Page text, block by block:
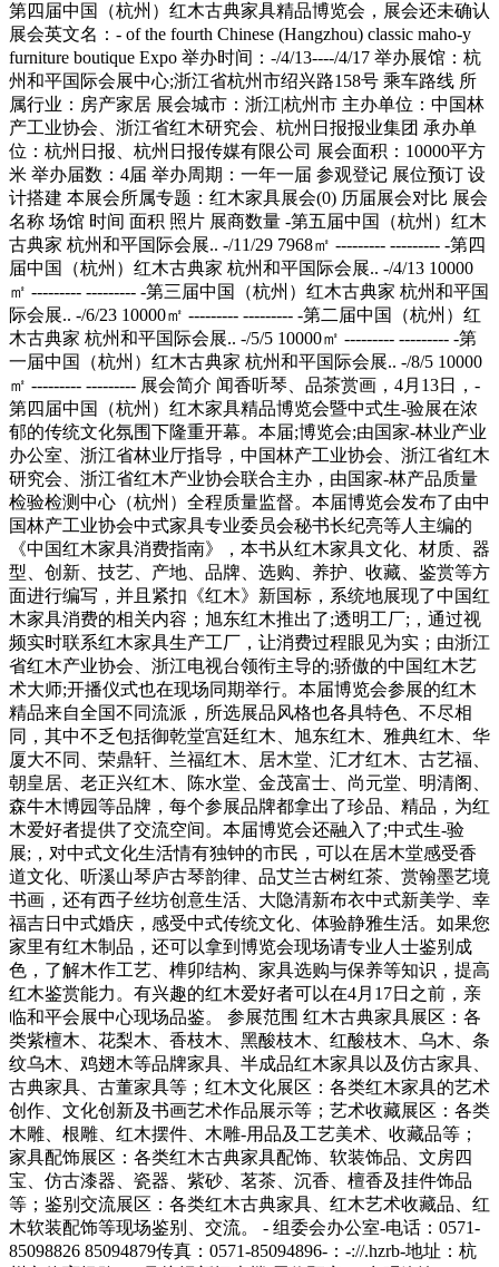
第四届中国（杭州）红木古典家具精品博览会，展会还未确认
展会英文名：- of the fourth Chinese (Hangzhou) classic maho-y
furniture boutique Expo 举办时间：-/4/13----/4/17 举办展馆：杭
州和平国际会展中心;浙江省杭州市绍兴路158号 乘车路线 所
属行业：房产家居 展会城市：浙江|杭州市 主办单位：中国林
产工业协会、浙江省红木研究会、杭州日报报业集团 承办单
位：杭州日报、杭州日报传媒有限公司 展会面积：10000平方
米 举办届数：4届 举办周期：一年一届 参观登记 展位预订 设
计搭建 本展会所属专题：红木家具展会(0) 历届展会对比 展会
名称 场馆 时间 面积 照片 展商数量 -第五届中国（杭州）红木
古典家 杭州和平国际会展.. -/11/29 7968㎡ --------- --------- -第四
届中国（杭州）红木古典家 杭州和平国际会展.. -/4/13 10000
㎡ --------- --------- -第三届中国（杭州）红木古典家 杭州和平国
际会展.. -/6/23 10000㎡ --------- --------- -第二届中国（杭州）红
木古典家 杭州和平国际会展.. -/5/5 10000㎡ --------- --------- -第
一届中国（杭州）红木古典家 杭州和平国际会展.. -/8/5 10000
㎡ --------- --------- 展会简介 闻香听琴、品茶赏画，4月13日，-
第四届中国（杭州）红木家具精品博览会暨中式生-验展在浓
郁的传统文化氛围下隆重开幕。本届;博览会;由国家-林业产业
办公室、浙江省林业厅指导，中国林产工业协会、浙江省红木
研究会、浙江省红木产业协会联合主办，由国家-林产品质量
检验检测中心（杭州）全程质量监督。本届博览会发布了由中
国林产工业协会中式家具专业委员会秘书长纪亮等人主编的
《中国红木家具消费指南》，本书从红木家具文化、材质、器
型、创新、技艺、产地、品牌、选购、养护、收藏、鉴赏等方
面进行编写，并且紧扣《红木》新国标，系统地展现了中国红
木家具消费的相关内容；旭东红木推出了;透明工厂;，通过视
频实时联系红木家具生产工厂，让消费过程眼见为实；由浙江
省红木产业协会、浙江电视台领衔主导的;骄傲的中国红木艺
术大师;开播仪式也在现场同期举行。本届博览会参展的红木
精品来自全国不同流派，所选展品风格也各具特色、不尽相
同，其中不乏包括御乾堂宫廷红木、旭东红木、雅典红木、华
厦大不同、荣鼎轩、兰福红木、居木堂、汇才红木、古艺福、
朝皇居、老正兴红木、陈水堂、金茂富士、尚元堂、明清阁、
森牛木博园等品牌，每个参展品牌都拿出了珍品、精品，为红
木爱好者提供了交流空间。本届博览会还融入了;中式生-验
展;，对中式文化生活情有独钟的市民，可以在居木堂感受香
道文化、听溪山琴庐古琴韵律、品艾兰古树红茶、赏翰墨艺境
书画，还有西子丝坊创意生活、大隐清新布衣中式新美学、幸
福吉日中式婚庆，感受中式传统文化、体验静雅生活。如果您
家里有红木制品，还可以拿到博览会现场请专业人士鉴别成
色，了解木作工艺、榫卯结构、家具选购与保养等知识，提高
红木鉴赏能力。有兴趣的红木爱好者可以在4月17日之前，亲
临和平会展中心现场品鉴。 参展范围 红木古典家具展区：各
类紫檀木、花梨木、香枝木、黑酸枝木、红酸枝木、乌木、条
纹乌木、鸡翅木等品牌家具、半成品红木家具以及仿古家具、
古典家具、古董家具等；红木文化展区：各类红木家具的艺术
创作、文化创新及书画艺术作品展示等；艺术收藏展区：各类
木雕、根雕、红木摆件、木雕-用品及工艺美术、收藏品等；
家具配饰展区：各类红木古典家具配饰、软装饰品、文房四
宝、仿古漆器、瓷器、紫砂、茗茶、沉香、檀香及挂件饰品
等；鉴别交流展区：各类红木古典家具、红木艺术收藏品、红
木软装配饰等现场鉴别、交流。 - 组委会办公室-电话：0571-
85098826 85094879传真：0571-85094896-：-://.hzrb-地址：杭